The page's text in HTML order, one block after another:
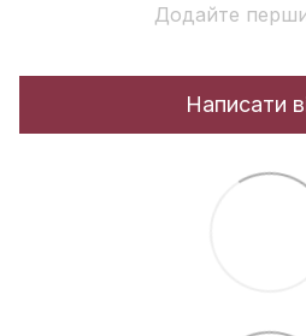
Додайте
Написати